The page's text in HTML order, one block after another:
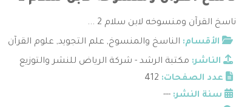
ناسخ القرآن ومنسوخه لابن سلام 2 ...
الأقسام: الناسخ والمنسوخ, علم التجويد, علوم القرآن
الناشر: مكتبة الرشد - شركة الرياض للنشر والتوزيع
عدد الصفحات:
سنة النشر: ---